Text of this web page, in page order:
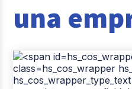
Casos de éxito
Columna del
una